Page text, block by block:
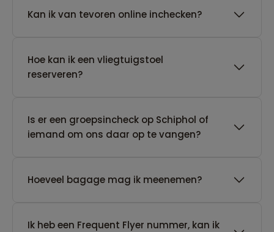
Kan ik van tevoren online inchecken?
Hoe kan ik een vliegtuigstoel
reserveren?
Is er een groepsincheck op Schiphol of
iemand om ons daar op te vangen?
Hoeveel bagage mag ik meenemen?
Ik heb een Frequent Flyer nummer, kan ik